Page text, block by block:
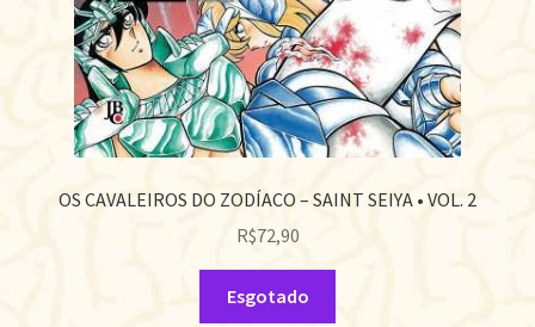
OS CAVALEIROS DO ZODÍACO – SAINT SEIYA • VOL. 2
R$72,90
Esgotado